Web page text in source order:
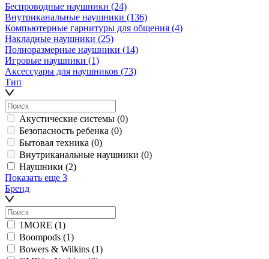
Беспроводные наушники (24)
Внутриканальные наушники (136)
Компьютерные гарнитуры для общения (4)
Накладные наушники (25)
Полноразмерные наушники (14)
Игровые наушники (1)
Аксессуары для наушников (73)
Тип
Акустические системы (0)
Безопасность ребенка (0)
Бытовая техника (0)
Внутриканальные наушники (0)
Наушники (2)
Показать еще 3
Бренд
1MORE (1)
Boompods (1)
Bowers & Wilkins (1)